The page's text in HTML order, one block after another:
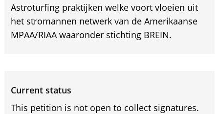
Astroturfing praktijken welke voort vloeien uit
het stromannen netwerk van de Amerikaanse
MPAA/RIAA waaronder stichting BREIN.
Current status
This petition is not open to collect signatures.